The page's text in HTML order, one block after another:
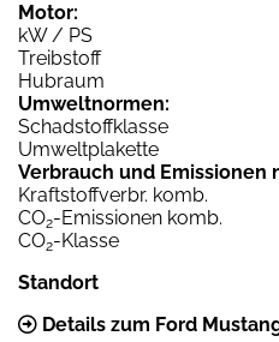
Motor:
kW / PS
Treibstoff
Hubraum
Umweltnormen:
Schadstoffklasse
Umweltplakette
Verbrauch und Emissionen
Kraftstoffverbr. komb.
CO2-Emissionen komb.
CO2-Klasse
Standort
Details zum Ford